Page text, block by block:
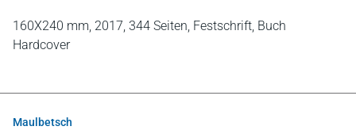
160X240 mm, 2017, 344 Seiten, Festschrift, Buch
Hardcover
Maulbetsch